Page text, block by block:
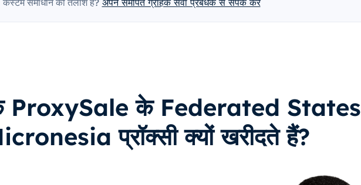
कस्टम समाधान की तलाश है? अपने समर्पित ग्राहक सेवा प्रबंधक से संपर्क करें
ProxySale के Federated States
प्रॉक्सी क्यों खरीदते हैं?